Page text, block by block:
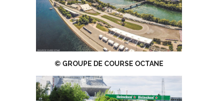
© GROUPE DE COURSE OCTANE